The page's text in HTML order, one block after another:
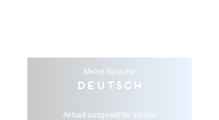
Meine Sprache
Deutsch
Aktuell ausgewählte Inhalte